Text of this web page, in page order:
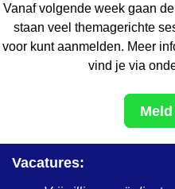
Vanaf volgende week gaan
staan veel themagerichte
voor kunt aanmelden. Meer
vind je via
Vacatures: